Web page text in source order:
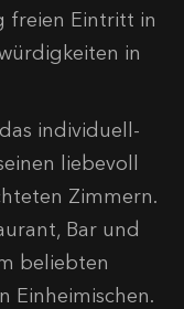
freien Eintritt in
in
individuell-
liebevoll
Zimmern.
Bar und
beliebten
Einheimischen.